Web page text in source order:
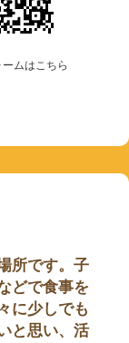
ムはこちら
所です。子
どで食事を
に少しでも
と思い、活